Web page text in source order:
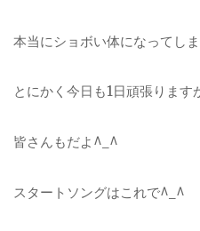
本当にショボい体になってし
とにかく今日も1日頑張ります
皆さんもだよ^_^
スタートソングはこれで^_^